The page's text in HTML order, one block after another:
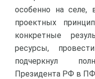
особенно на селе,
проектных
конкретные
ресурсы,
подчеркнул
Президента РФ в